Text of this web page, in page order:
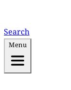
Search
Menu